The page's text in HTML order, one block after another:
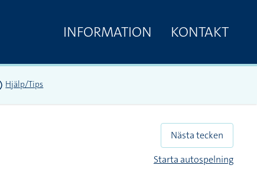
INFORMATION KONTAKT
Hjälp/Tips
Nästa tecken
Starta autospelning